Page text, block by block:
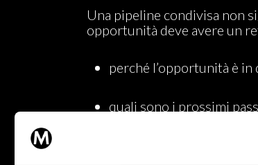
Una pipeline condivisa non
opportunità deve avere un
perché l’opportunità è in
quali sono i prossimi